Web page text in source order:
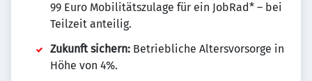
99 Euro Mobilitätszulage für ein JobRad* – bei
Teilzeit anteilig.
Zukunft sichern: Betriebliche Altersvorsorge in
Höhe von 4%.